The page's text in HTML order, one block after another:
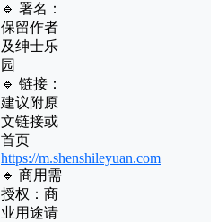
🔹 署名：
保留作者
及绅士乐
园
🔹 链接：
建议附原
文链接或
首页
https://m.shenshileyuan.com
🔹 商用需
授权：商
业用途请